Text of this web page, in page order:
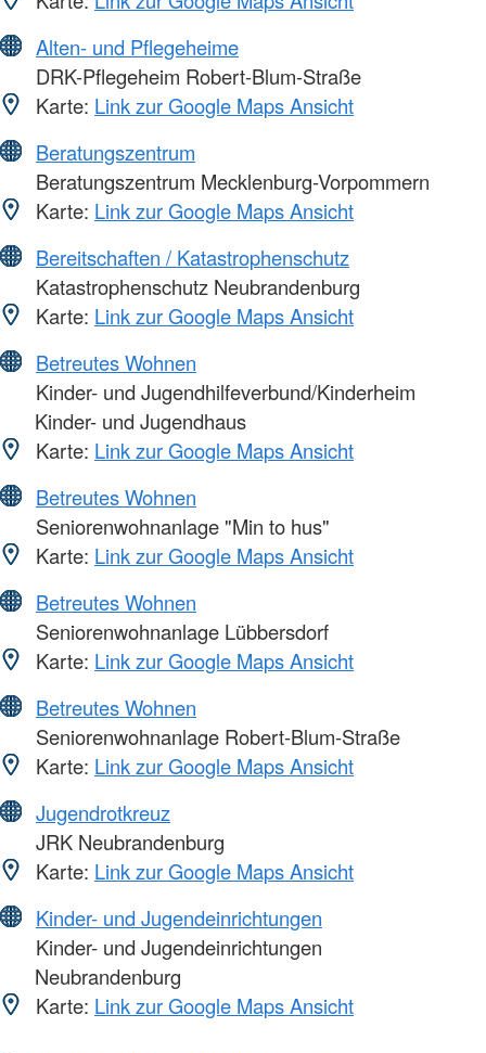
Alten- und Pflegeheime
DRK-Pflegeheim Robert-Blum-Straße
Karte: Link zur Google Maps Ansicht
Beratungszentrum
Beratungszentrum Mecklenburg-Vorpommern
Karte: Link zur Google Maps Ansicht
Bereitschaften / Katastrophenschutz
Katastrophenschutz Neubrandenburg
Karte: Link zur Google Maps Ansicht
Betreutes Wohnen
Kinder- und Jugendhilfeverbund/Kinderheim
Kinder- und Jugendhaus
Karte: Link zur Google Maps Ansicht
Betreutes Wohnen
Seniorenwohnanlage "Min to hus"
Karte: Link zur Google Maps Ansicht
Betreutes Wohnen
Seniorenwohnanlage Lübbersdorf
Karte: Link zur Google Maps Ansicht
Betreutes Wohnen
Seniorenwohnanlage Robert-Blum-Straße
Karte: Link zur Google Maps Ansicht
Jugendrotkreuz
JRK Neubrandenburg
Karte: Link zur Google Maps Ansicht
Kinder- und Jugendeinrichtungen
Kinder- und Jugendeinrichtungen
Neubrandenburg
Karte: Link zur Google Maps Ansicht